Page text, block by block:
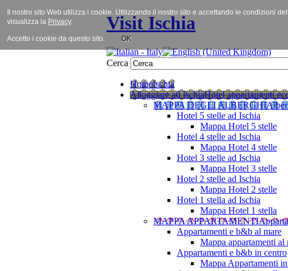
Visit Ischia
Cerca
HomeIschia
Alloggiare ad IschiaHotel appartamenti
MAPPA DEGLI ALBERGHI
Hotel 5 stelle ad Ischia
Mappa Hotel 5 stelle
Hotel 4 stelle ad Ischia
Mappa Hotel 4 stelle
Hotel 3 stelle ad Ischia
Mappa Hotel 3 stelle
Hotel 2 stelle ad Ischia
Mappa Hotel 2 stelle
Hotel 1 stella ad Ischia
Mappa Hotel 1 stella
MAPPA APPARTAMENTI
Appartamenti e b&b al mare
Mappa appartamenti al
Appartamenti e b&b in centro
Mappa Appartamenti
Il nostro sito Web utilizza i cookie. Utilizzando il nostro sito e accettando le condizioni
visualizza la Privacy.
Accetto i cookie da questo sito. OK